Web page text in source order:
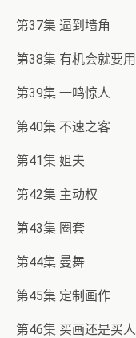
第37集 逼到墙角
第38集 有机会就要用
第39集 一鸣惊人
第40集 不速之客
第41集 姐夫
第42集 主动权
第43集 圈套
第44集 曼舞
第45集 定制画作
第46集 买画还是买人